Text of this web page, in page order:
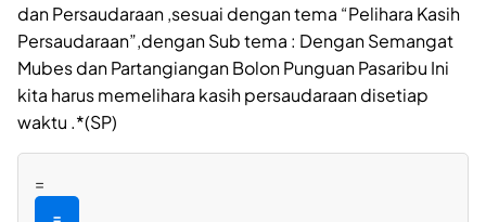
dan Persaudaraan ,sesuai dengan tema “Pelihara Kasih
Persaudaraan”,dengan Sub tema : Dengan Semangat
Mubes dan Partangiangan Bolon Punguan Pasaribu Ini
kita harus memelihara kasih persaudaraan disetiap
waktu .*(SP)
=
=